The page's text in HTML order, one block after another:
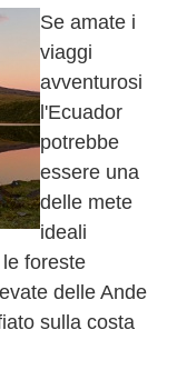
Se amate i
viaggi
avventurosi
l'Ecuador
potrebbe
essere una
delle mete
ideali
foreste
delle Ande
sulla costa